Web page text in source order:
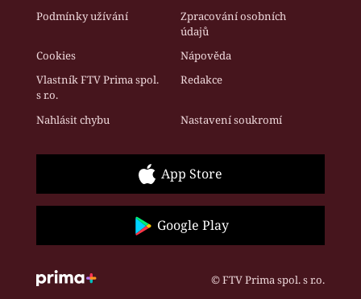
Podmínky užívání
Zpracování osobních
údajů
Cookies
Nápověda
Vlastník FTV Prima spol.
s r.o.
Redakce
Nahlásit chybu Nastavení soukromí
App Store
Google Play
© FTV Prima spol. s r.o.